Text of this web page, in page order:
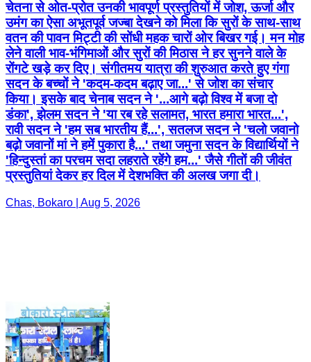
चेतना से ओत-प्रोत उनकी भावपूर्ण प्रस्तुतियों में जोश, ऊर्जा और
उमंग का ऐसा अभूतपूर्व जज्बा देखने को मिला कि सुरों के साथ-साथ
वतन की पावन मिट्टी की सोंधी महक चारों ओर बिखर गई। मन मोह
लेने वाली भाव-भंगिमाओं और सुरों की मिठास ने हर सुनने वाले के
रोंगटे खड़े कर दिए। संगीतमय यात्रा की शुरुआत करते हुए गंगा
सदन के बच्चों ने 'कदम-कदम बढ़ाए जा...' से जोश का संचार
किया। इसके बाद चेनाब सदन ने '...आगे बढ़ो विश्व में बजा दो
डंका', झेलम सदन ने 'या रब रहे सलामत, भारत हमारा भारत...',
रावी सदन ने 'हम सब भारतीय हैं...', सतलज सदन ने 'चलो जवानो
बढ़ो जवानों मां ने हमें पुकारा है...' तथा जमुना सदन के विद्यार्थियों ने
'हिन्दुस्तां का परचम सदा लहराते रहेंगे हम...' जैसे गीतों की जीवंत
प्रस्तुतियां देकर हर दिल में देशभक्ति की अलख जगा दी।
Chas, Bokaro | Aug 5, 2026